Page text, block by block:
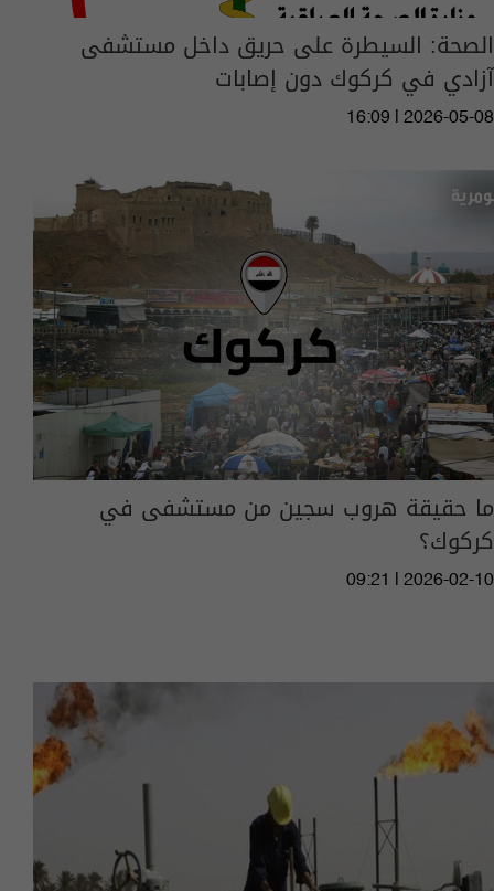
الصحة: السيطرة على حريق داخل مستشفى
آزادي في كركوك دون إصابات
16:09 | 2026-05-08
ما حقيقة هروب سجين من مستشفى في
كركوك؟
09:21 | 2026-02-10